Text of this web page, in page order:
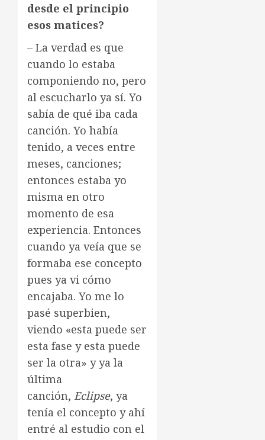
desde el principio
esos matices?
– La verdad es que
cuando lo estaba
componiendo no, pero
al escucharlo ya sí. Yo
sabía de qué iba cada
canción. Yo había
tenido, a veces entre
meses, canciones;
entonces estaba yo
misma en otro
momento de esa
experiencia. Entonces
cuando ya veía que se
formaba ese concepto
pues ya vi cómo
encajaba. Yo me lo
pasé superbien,
viendo «esta puede ser
esta fase y esta puede
ser la otra» y ya la
última
canción, Eclipse, ya
tenía el concepto y ahí
entré al estudio con el